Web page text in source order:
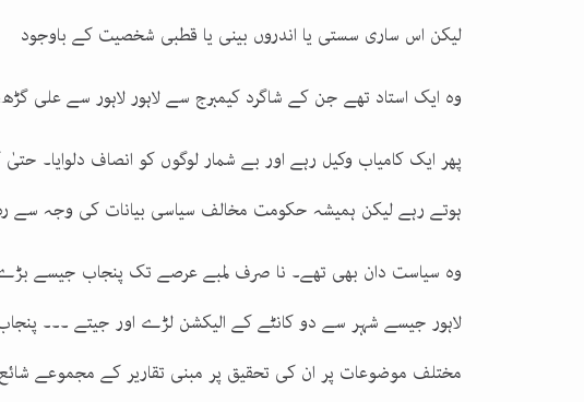
لیکن اس ساری سستی یا اندروں بینی یا قطبی شخصیت کے باوجود
وہ ایک استاد تھے جن کے شاگرد کیمبرج سے لاہور لاہور سے علی
پھر ایک کامیاب وکیل رہے اور بے شمار لوگوں کو انصاف دلوایا۔
ہوتے رہے لیکن ہمیشہ حکومت مخالف سیاسی بیانات کی وجہ سے
وہ سیاست دان بھی تھے۔ نا صرف لمبے عرصے تک پنجاب جیسے
لاہور جیسے شہر سے دو کانٹے کے الیکشن لڑے اور جیتے ۔۔۔
مختلف موضوعات پر ان کی تحقیق پر مبنی تقاریر کے مجموعے